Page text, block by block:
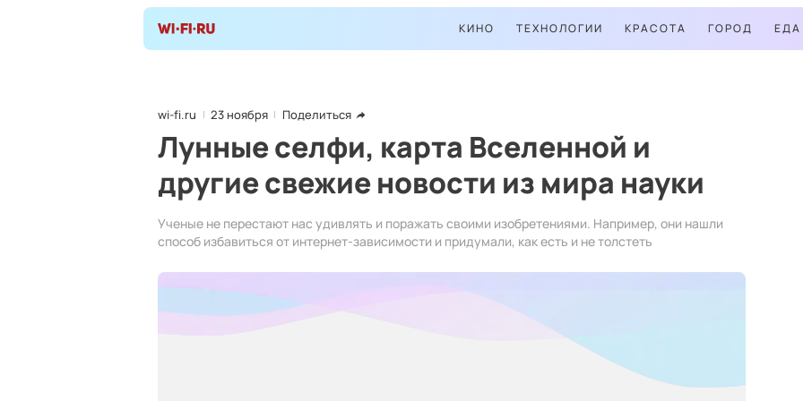
КИНО ТЕХНОЛОГИИ КРАСОТА ГОРОД ЕДА
wi-fi.ru 23 ноября Поделиться
Лунные селфи, карта Вселенной и
другие свежие новости из мира науки
Ученые не перестают нас удивлять и поражать своими изобретениями. Например, они нашли
способ избавиться от интернет-зависимости и придумали, как есть и не толстеть